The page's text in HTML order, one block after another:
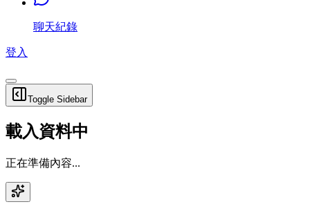
聊天紀錄
登入
Toggle Sidebar
載入資料中
正在準備內容...